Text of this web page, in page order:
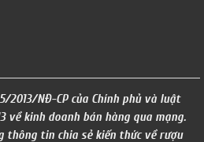
2013/NĐ-CP của Chính phủ và luật
về kinh doanh bán hàng qua mạng.
thông tin chia sẻ kiến thức về rượu